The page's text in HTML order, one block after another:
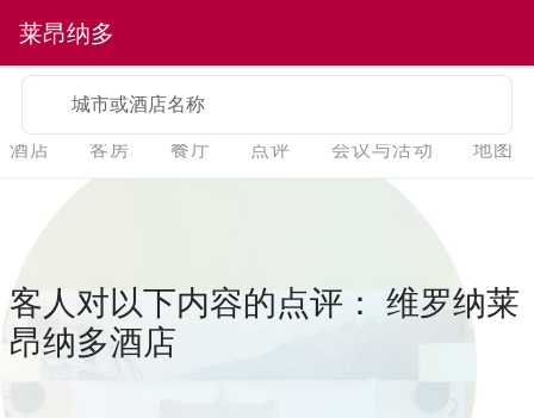
莱昂纳多
城市或酒店名称
酒店 客房 餐厅 点评 会议与活动 地图
客人对以下内容的点评： 维罗纳莱
昂纳多酒店